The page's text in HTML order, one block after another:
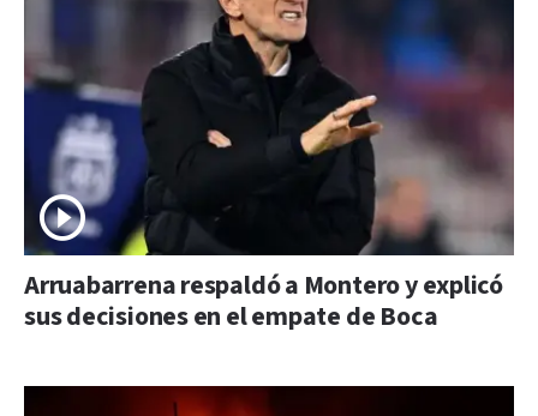
Arruabarrena respaldó a Montero y explicó
sus decisiones en el empate de Boca